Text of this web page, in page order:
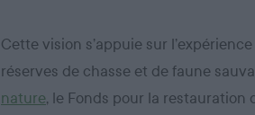
Cette vision s’appuie sur
réserves de chasse et de faune
nature, le Fonds pour la